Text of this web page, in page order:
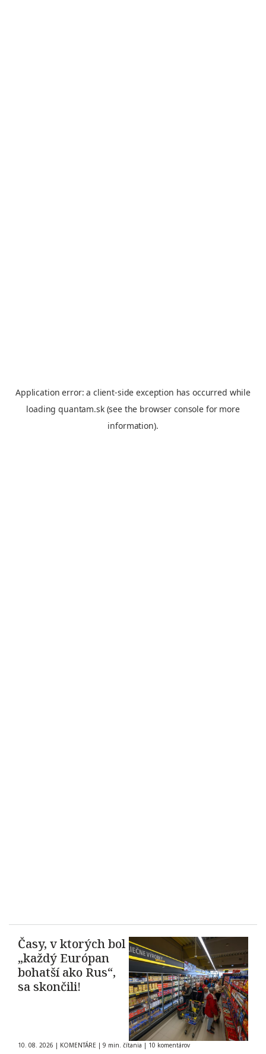
Časy, v ktorých bol
„každý Európan
bohatší ako Rus“,
sa skončili!
10. 08. 2026 | KOMENTÁRE | 9 min. čítania | 10 komentárov